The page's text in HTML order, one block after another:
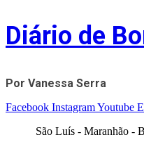
Skip
to
content
Diário de
Por Vanessa Serra
Facebook InstagramYoutube
São Luís - Maranhão -